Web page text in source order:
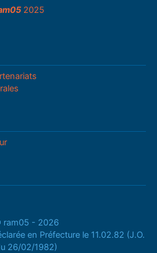
2025
ram05 - 2026
en Préfecture le 11.02.82 (J.O.
26/02/1982)